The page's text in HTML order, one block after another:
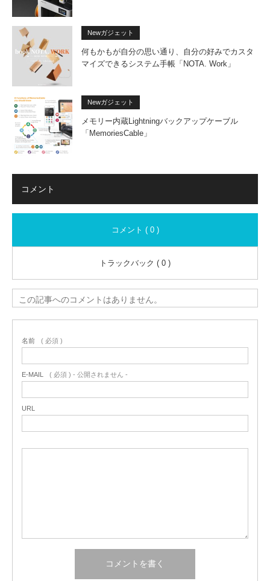
Newガジェット
何もかもが自分の思い通り、自分の好みでカスタ
マイズできるシステム手帳「NOTA. Work」
Newガジェット
メモリー内蔵Lightningバックアップケーブル
「MemoriesCable」
コメント
コメント ( 0 )
トラックバック ( 0 )
この記事へのコメントはありません。
名前 ( 必須 )
E-MAIL ( 必須 ) - 公開されません -
URL